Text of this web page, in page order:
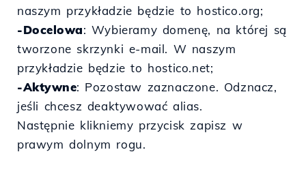
naszym przykładzie będzie to hostico.org;
-Docelowa: Wybieramy domenę, na której są
tworzone skrzynki e-mail. W naszym
przykładzie będzie to hostico.net;
-Aktywne: Pozostaw zaznaczone. Odznacz,
jeśli chcesz deaktywować alias.
Następnie klikniemy przycisk zapisz w
prawym dolnym rogu.